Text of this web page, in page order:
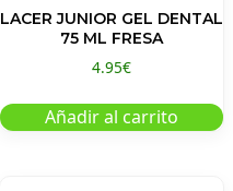
LACER JUNIOR GEL DENTAL
75 ML FRESA
4.95€
Añadir al carrito